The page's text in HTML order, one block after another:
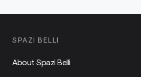
SPAZI BELLI
About Spazi Belli